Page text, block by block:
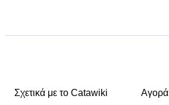
Σχετικά με το Catawiki Αγορά